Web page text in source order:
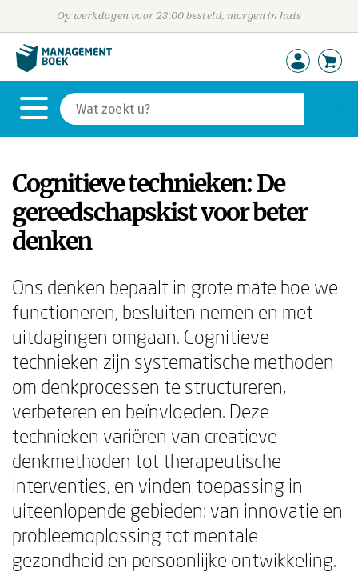
Op werkdagen voor 23:00 besteld, morgen in huis
Cognitieve technieken: De
gereedschapskist voor beter
denken
Ons denken bepaalt in grote mate hoe we
functioneren, besluiten nemen en met
uitdagingen omgaan. Cognitieve
technieken zijn systematische methoden
om denkprocessen te structureren,
verbeteren en beïnvloeden. Deze
technieken variëren van creatieve
denkmethoden tot therapeutische
interventies, en vinden toepassing in
uiteenlopende gebieden: van innovatie en
probleemoplossing tot mentale
gezondheid en persoonlijke ontwikkeling.